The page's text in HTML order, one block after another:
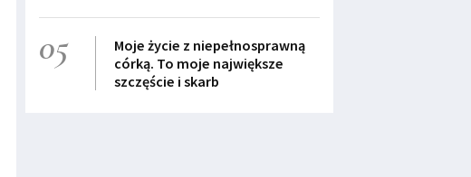
05
Moje życie z niepełnosprawną
córką. To moje największe
szczęście i skarb